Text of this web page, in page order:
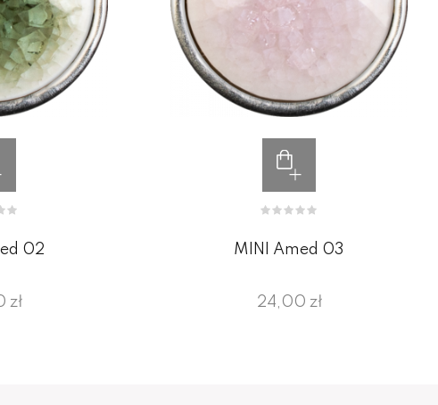
02
zł
MINI Amed 03
24,00 zł